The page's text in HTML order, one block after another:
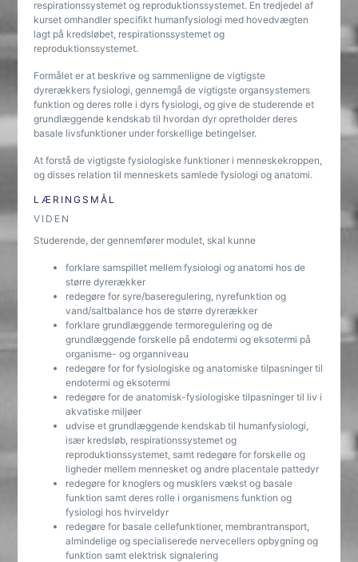
respirationssystemet og reproduktionssystemet. En tredjedel af
kurset omhandler specifikt humanfysiologi med hovedvægten
lagt på kredsløbet, respirationssystemet og
reproduktionssystemet.
Formålet er at beskrive og sammenligne de vigtigste
dyrerækkers fysiologi, gennemgå de vigtigste organsystemers
funktion og deres rolle i dyrs fysiologi, og give de studerende et
grundlæggende kendskab til hvordan dyr opretholder deres
basale livsfunktioner under forskellige betingelser.
At forstå de vigtigste fysiologiske funktioner i menneskekroppen,
og disses relation til menneskets samlede fysiologi og anatomi.
LÆRINGSMÅL
VIDEN
Studerende, der gennemfører modulet, skal kunne
forklare samspillet mellem fysiologi og anatomi hos de
større dyrerækker
redegøre for syre/baseregulering, nyrefunktion og
vand/saltbalance hos de større dyrerækker
forklare grundlæggende termoregulering og de
grundlæggende forskelle på endotermi og eksotermi på
organisme- og organniveau
redegøre for for fysiologiske og anatomiske tilpasninger til
endotermi og eksotermi
redegøre for de anatomisk-fysiologiske tilpasninger til liv i
akvatiske miljøer
udvise et grundlæggende kendskab til humanfysiologi,
især kredsløb, respirationssystemet og
reproduktionssystemet, samt redegøre for forskelle og
ligheder mellem mennesket og andre placentale pattedyr
redegøre for knoglers og musklers vækst og basale
funktion samt deres rolle i organismens funktion og
fysiologi hos hvirveldyr
redegøre for basale cellefunktioner, membrantransport,
almindelige og specialiserede nervecellers opbygning og
funktion samt elektrisk signalering